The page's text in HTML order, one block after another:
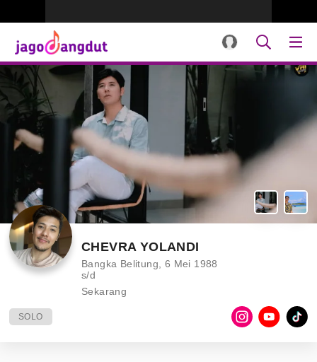
CHEVRA YOLANDI
Bangka Belitung, 6 Mei 1988
s/d
Sekarang
SOLO